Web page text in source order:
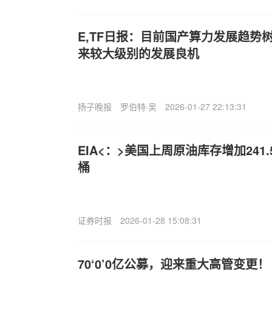
E,TF日报：目前国产算力发展趋势
来较大级别的发展良机
扬子晚报 罗伯特·吴 2026-01-27 22:13:31
EIA<：>美国上周原油库存增加
桶
证券时报 2026-01-28 15:08:31
70‘0’0亿公募，迎来重大高管变更！